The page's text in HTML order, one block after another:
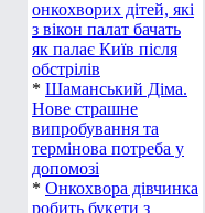
онкохворих дітей, які
з вікон палат бачать
як палає Київ після
обстрілів
* Шаманський Діма.
Нове страшне
випробування та
термінова потреба у
допомозі
* Онкохвора дівчинка
робить букети з